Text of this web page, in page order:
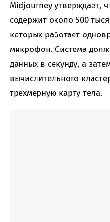
Midjourney утверждает,
содержит около 500
которых работает
микрофон. Система
данных в секунду, а
вычислительного
трехмерную карту тела.